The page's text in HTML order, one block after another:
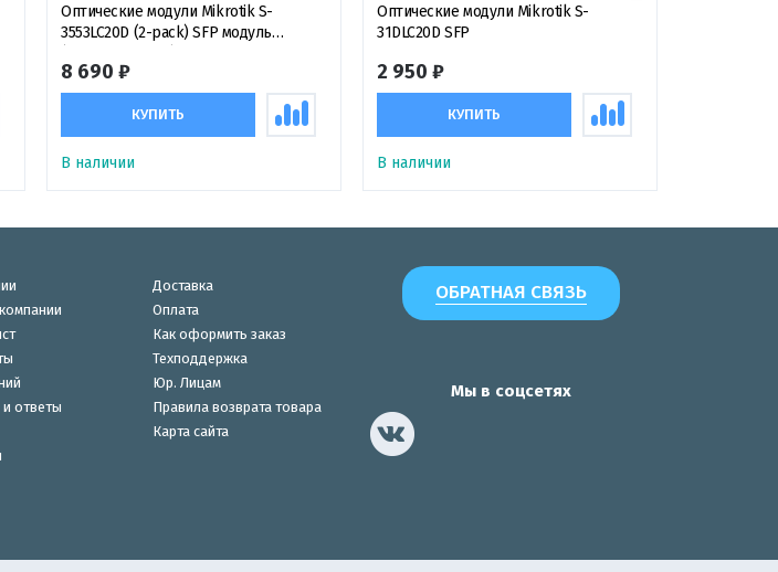
Оптические модули Mikrotik S-
3553LC20D (2-pack) SFP модуль
8 690 ₽
КУПИТЬ
В наличии
Оптические модули Mikrotik S-
31DLC20D SFP
2 950 ₽
КУПИТЬ
В наличии
ответы
Доставка
Оплата
Как оформить заказ
Техподдержка
Юр. Лицам
Правила возврата товара
Карта сайта
ОБРАТНАЯ СВЯЗЬ
Мы в соцсетях